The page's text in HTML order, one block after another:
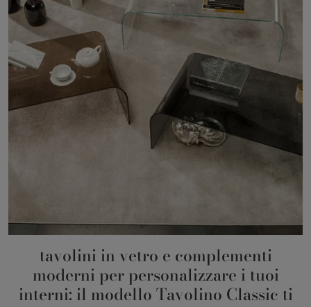
tavolini in vetro e complementi
moderni per personalizzare i tuoi
interni: il modello Tavolino Classic ti